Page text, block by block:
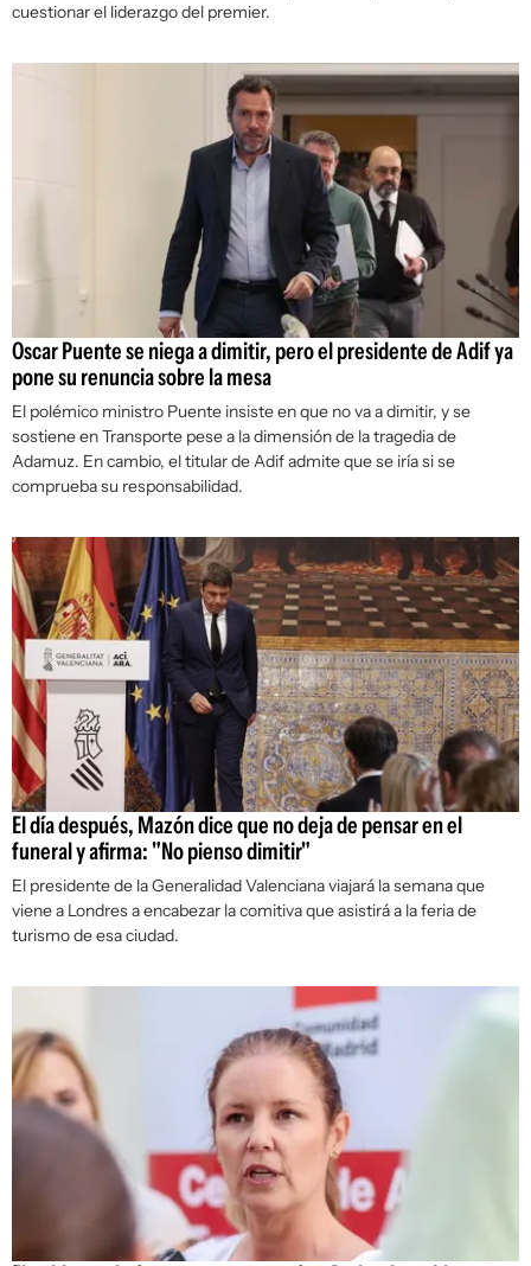
cuestionar el liderazgo del premier.
Oscar Puente se niega a dimitir, pero el presidente de Adif ya
pone su renuncia sobre la mesa
El polémico ministro Puente insiste en que no va a dimitir, y se
sostiene en Transporte pese a la dimensión de la tragedia de
Adamuz. En cambio, el titular de Adif admite que se iría si se
comprueba su responsabilidad.
El día después, Mazón dice que no deja de pensar en el
funeral y afirma: "No pienso dimitir"
El presidente de la Generalidad Valenciana viajará la semana que
viene a Londres a encabezar la comitiva que asistirá a la feria de
turismo de esa ciudad.